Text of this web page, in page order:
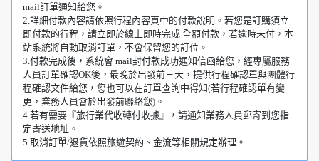
mail訂單通知給您。
2.詳細付款內容請依照行程內容頁中的付款說明。若您是訂購須立
即付款的行程，請立即於線上即時完成 全額付款，若逾時未付，本
站系統將自動取消訂單，不會保留您的訂位。
3.付款完成後，系統會 mail封付款成功通知信函給您，經專屬服務
人員訂單確認OK後，最晚於出發前三天，提供行程確認單與團體行
程確認文件給您，您也可以在訂單查詢中得知(若行程確認單有變
更，業務人員會於出發前聯絡您)。
4.若有需要『旅行業代收轉付收據』，請通知業務人員郵寄到您指
定寄送地址。
5.取消訂單/退貨依照旅遊契約、金流等相關規定辦理。